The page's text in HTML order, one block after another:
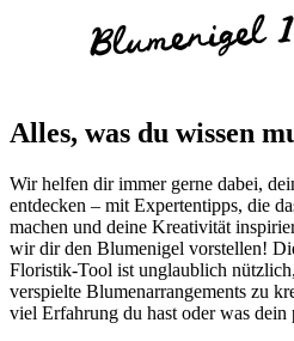
Blumenigel
Alles, was du wissen
Wir helfen dir immer gerne dabei,
entdecken – mit Expertentipps, die
machen und deine Kreativität
wir dir den Blumenigel vorstellen!
Floristik-Tool ist unglaublich
verspielte Blumenarrangements zu
viel Erfahrung du hast oder was dein